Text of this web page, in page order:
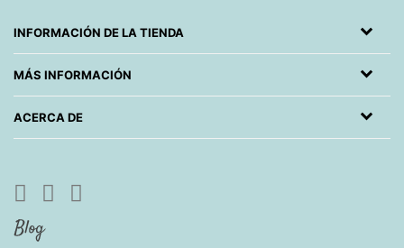
INFORMACIÓN DE LA TIENDA
MÁS INFORMACIÓN
ACERCA DE